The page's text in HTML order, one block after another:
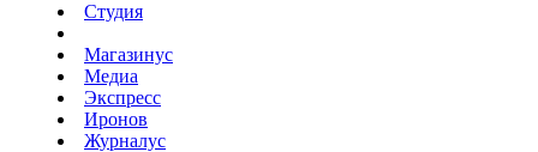
Студия
Магазинус
Медиа
Экспресс
Иронов
Журналус